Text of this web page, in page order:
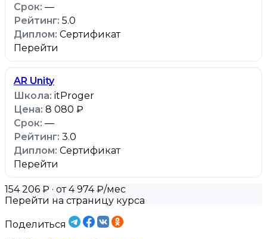
—
5.0
Сертификат
Перейти
AR Unity
itProger
8 080 ₽
—
3.0
Сертификат
Перейти
154 206 ₽ · от 4 974 ₽/мес
Перейти на страницу курса
Поделиться